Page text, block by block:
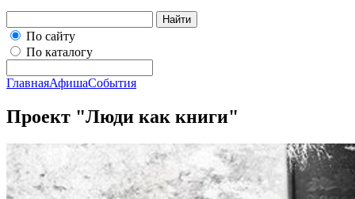
Найти
По сайту
По каталогу
ГлавнаяАфишаСобытия
Проект "Люди как книги"